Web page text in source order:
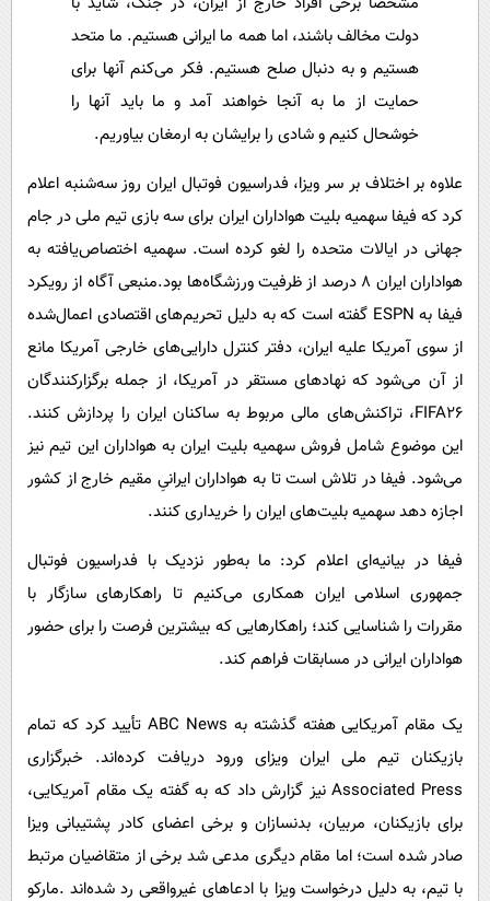
دولت مخالف باشند، اما همه ما ایرانی هستیم. ما متحد
هستیم و به دنبال صلح هستیم. فکر می‌کنم آنها برای
حمایت از ما به آنجا خواهند آمد و ما باید آنها را
خوشحال کنیم و شادی را برایشان به ارمغان بیاوریم.
علاوه بر اختلاف بر سر ویزا، فدراسیون فوتبال ایران روز سه‌شنبه اعلام
کرد که فیفا سهمیه بلیت هواداران ایران برای سه بازی تیم ملی در جام
جهانی در ایالات متحده را لغو کرده است. سهمیه اختصاص‌یافته به
هواداران ایران ۸ درصد از ظرفیت ورزشگاه‌ها بود.منبعی آگاه از رویکرد
فیفا به ESPN گفته است که به دلیل تحریم‌های اقتصادی اعمال‌شده
از سوی آمریکا علیه ایران، دفتر کنترل دارایی‌های خارجی آمریکا مانع
از آن می‌شود که نهادهای مستقر در آمریکا، از جمله برگزارکنندگان
FIFA۲۶، تراکنش‌های مالی مربوط به ساکنان ایران را پردازش کنند.
این موضوع شامل فروش سهمیه بلیت ایران به هواداران این تیم نیز
می‌شود. فیفا در تلاش است تا به هواداران ایرانیِ مقیم خارج از کشور
اجازه دهد سهمیه بلیت‌های ایران را خریداری کنند.
فیفا در بیانیه‌ای اعلام کرد: ما به‌طور نزدیک با فدراسیون فوتبال
جمهوری اسلامی ایران همکاری می‌کنیم تا راهکارهای سازگار با
مقررات را شناسایی کند؛ راهکارهایی که بیشترین فرصت را برای حضور
هواداران ایرانی در مسابقات فراهم کند.
یک مقام آمریکایی هفته گذشته به ABC News تأیید کرد که تمام
بازیکنان تیم ملی ایران ویزای ورود دریافت کرده‌اند. خبرگزاری
Associated Press نیز گزارش داد که به گفته یک مقام آمریکایی،
برای بازیکنان، مربیان، بدنسازان و برخی اعضای کادر پشتیبانی ویزا
صادر شده است؛ اما مقام دیگری مدعی شد برخی از متقاضیان مرتبط
با تیم، به دلیل درخواست ویزا با ادعاهای غیرواقعی رد شده‌اند .مارکو